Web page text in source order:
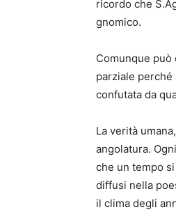
ricordo che
gnomico.
Comunque
parziale
confutata da
La verità
angolatura.
che un tempo
diffusi nella
il clima degli